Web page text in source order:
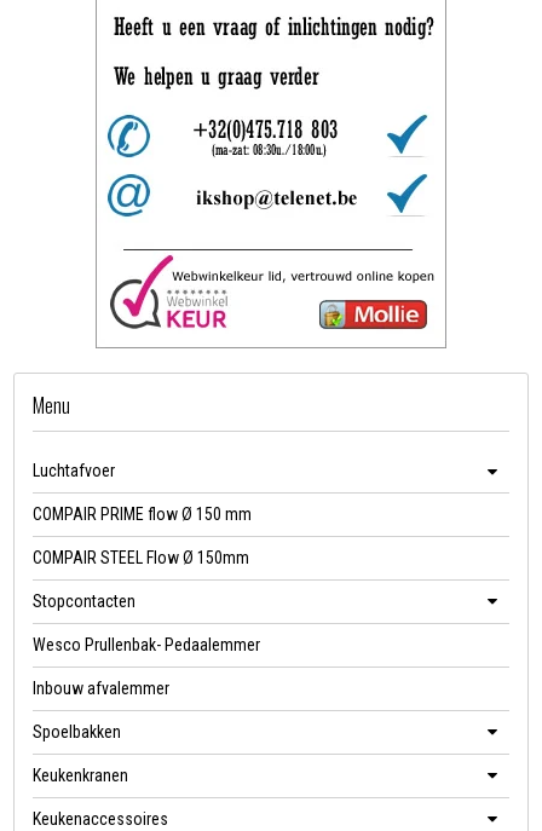
Menu
Luchtafvoer
COMPAIR PRIME flow Ø 150 mm
COMPAIR STEEL Flow Ø 150mm
Stopcontacten
Wesco Prullenbak- Pedaalemmer
Inbouw afvalemmer
Spoelbakken
Keukenkranen
Keukenaccessoires